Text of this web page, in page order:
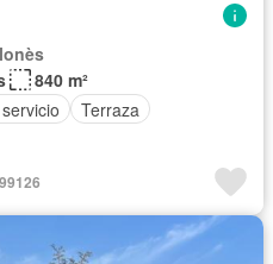
840 m²
Terraza